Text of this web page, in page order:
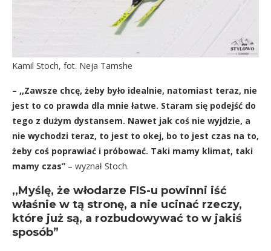
Kamil Stoch, fot. Neja Tamshe
– ,,Zawsze chcę, żeby było idealnie, natomiast teraz, nie
jest to co prawda dla mnie łatwe. Staram się podejść do
tego z dużym dystansem. Nawet jak coś nie wyjdzie, a
nie wychodzi teraz, to jest to okej, bo to jest czas na to,
żeby coś poprawiać i próbować. Taki mamy klimat, taki
mamy czas” – wyznał Stoch.
,,Myślę, że włodarze FIS-u powinni iść
właśnie w tą stronę, a nie ucinać rzeczy,
które już są, a rozbudowywać to w jakiś
sposób”